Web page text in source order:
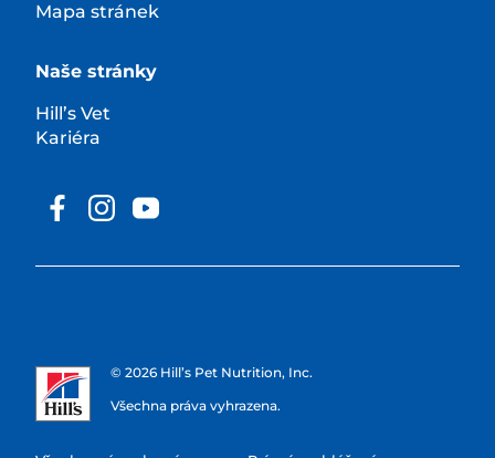
Mapa stránek
Naše stránky
Hill’s Vet
Kariéra
© 2026 Hill’s Pet Nutrition, Inc.
Všechna práva vyhrazena.